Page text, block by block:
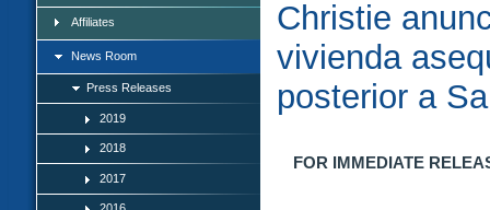
Affiliates
News Room
Press Releases
2019
2018
2017
Christie
vivienda
posterior a
FOR IMMEDIATE